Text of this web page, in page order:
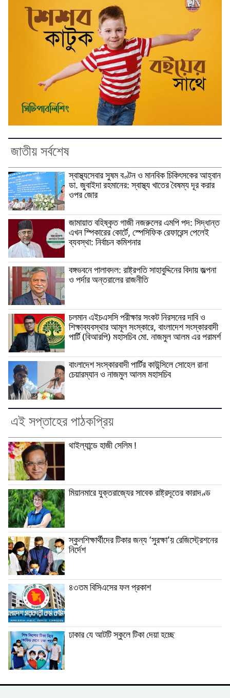
জাতীয় সর্বশেষ
স্বাস্থ্যসেবার সুষম বণ্টন ও মানবিক চিকিৎসকের আহ্বান
ডা. জুবাইদা রহমানের: স্বাস্থ্য খাতের বৈষম্য দূর করার
ওপর জোর
জামায়াত বহিষ্কৃত গাজী নজরুলের এমপি পদ: সিদ্ধান্ত
এখন স্পিকারের কোর্টে, স্পেসিফিক রেফারেন্স পেলেই
ব্যবস্থা: নির্বাচন কমিশনার
বঙ্গভবনে পালাবদল: রাষ্ট্রপতি সাহাবুদ্দিনের বিদায় জল্পনা
ও পর্দার অন্তরালের রাজনীতি
চলমান এইচএসসি পরীক্ষার সংকট নিরসনের দাবি ও
শিক্ষাব্যবস্থার আমূল সংস্কারে, বাংলাদেশ সংস্কারবাদী
পার্টি (বিআরপি) মহাসচিব মো. নাজমুল আলম এর পরামর্শ
বাংলাদেশ সংস্কারবাদী পার্টির কাউন্সিলে সোহেল রানা
চেয়ারম্যান ও নাজমুল আলম মহাসচিব
এই সপ্তাহের পাঠকপ্রিয়
থাইল্যান্ডে হাজী সেলিম !
মিয়ানমারে যুক্তরাজ্যের সাবেক রাষ্ট্রদূতের কারাদণ্ড
স্কুলশিক্ষার্থীদের টিকার জন্য ‘সুরক্ষা’য় রেজিস্ট্রেশনের
নির্দেশ
৪৩তম বিসিএসের ফল প্রকাশ
ঢাকার যে আটটি স্কুলে টিকা দেয়া হচ্ছে